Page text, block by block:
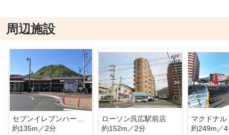
周辺施設
約135m／2分
ローソン呉広駅前店
約152m／2分
約249m／